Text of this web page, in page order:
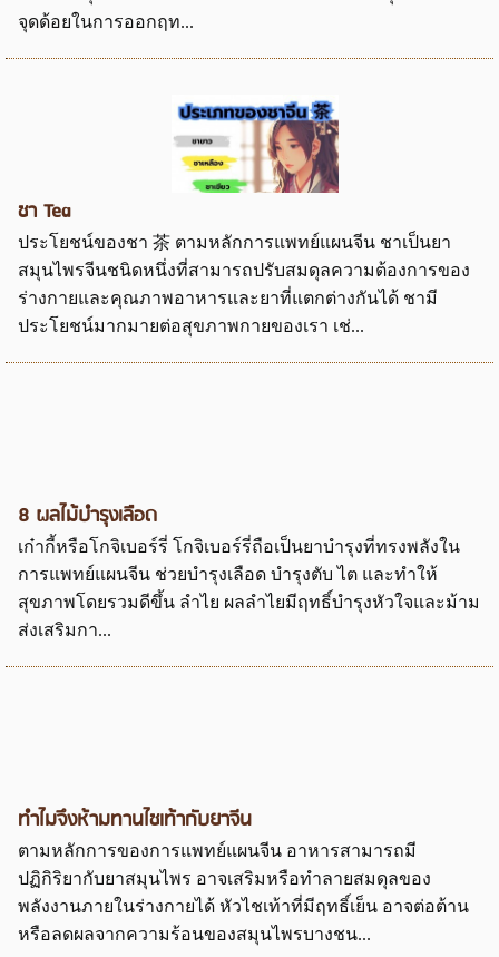
จุดด้อยในการออกฤท...
ชา Tea
ประโยชน์ของชา 茶 ตามหลักการแพทย์แผนจีน ชาเป็นยา
สมุนไพรจีนชนิดหนึ่งที่สามารถปรับสมดุลความต้องการของ
ร่างกายและคุณภาพอาหารและยาที่แตกต่างกันได้ ชามี
ประโยชน์มากมายต่อสุขภาพกายของเรา เช่...
8 ผลไม้บำรุงเลือด
เก๋ากี้หรือโกจิเบอร์รี่ โกจิเบอร์รี่ถือเป็นยาบำรุงที่ทรงพลังใน
การแพทย์แผนจีน ช่วยบำรุงเลือด บำรุงตับ ไต และทำให้
สุขภาพโดยรวมดีขึ้น ลำไย ผลลำไยมีฤทธิ์บำรุงหัวใจและม้าม
ส่งเสริมกา...
ทำไมจึงห้ามทานไชเท้ากับยาจีน
ตามหลักการของการแพทย์แผนจีน อาหารสามารถมี
ปฏิกิริยากับยาสมุนไพร อาจเสริมหรือทำลายสมดุลของ
พลังงานภายในร่างกายได้ หัวไชเท้าที่มีฤทธิ์เย็น อาจต่อต้าน
หรือลดผลจากความร้อนของสมุนไพรบางชน...